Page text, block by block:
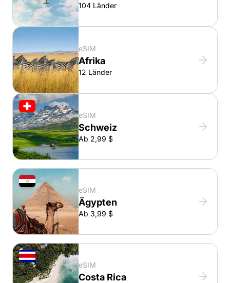
104 Länder
eSIM
Afrika
12 Länder
eSIM
Schweiz
Ab 2,99 $
eSIM
Ägypten
Ab 3,99 $
eSIM
Costa Rica